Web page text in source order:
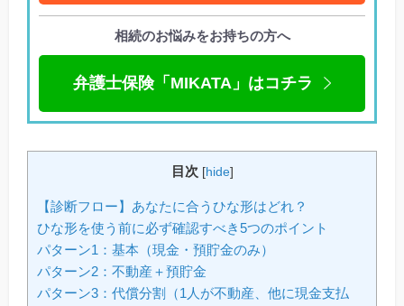
相続のお悩みをお持ちの方へ
弁護士保険「MIKATA」はコチラ
目次 [hide]
【診断フロー】あなたに合うひな形はどれ？
ひな形を使う前に必ず確認すべき5つのポイント
パターン1：基本（現金・預貯金のみ）
パターン2：不動産＋預貯金
パターン3：代償分割（1人が不動産、他に現金支払